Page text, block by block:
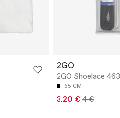
2GO
2GO Shoelace 463
65 CM
3.20 € 4 €